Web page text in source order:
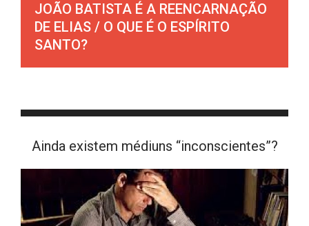
JOÃO BATISTA É A REENCARNAÇÃO
DE ELIAS / O QUE É O ESPÍRITO
SANTO?
Ainda existem médiuns “inconscientes”?